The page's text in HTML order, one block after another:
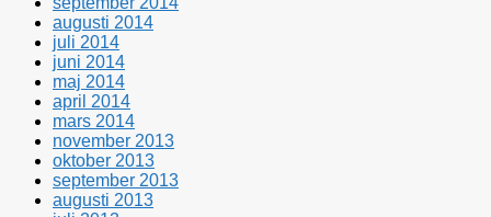
augusti 2014
juli 2014
juni 2014
maj 2014
april 2014
mars 2014
november 2013
oktober 2013
september 2013
augusti 2013